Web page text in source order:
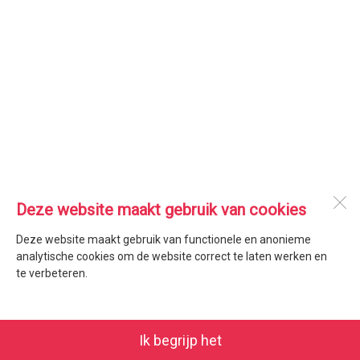
Deze website maakt gebruik van cookies
Deze website maakt gebruik van functionele en anonieme
analytische cookies om de website correct te laten werken en
te verbeteren.
Ik begrijp het